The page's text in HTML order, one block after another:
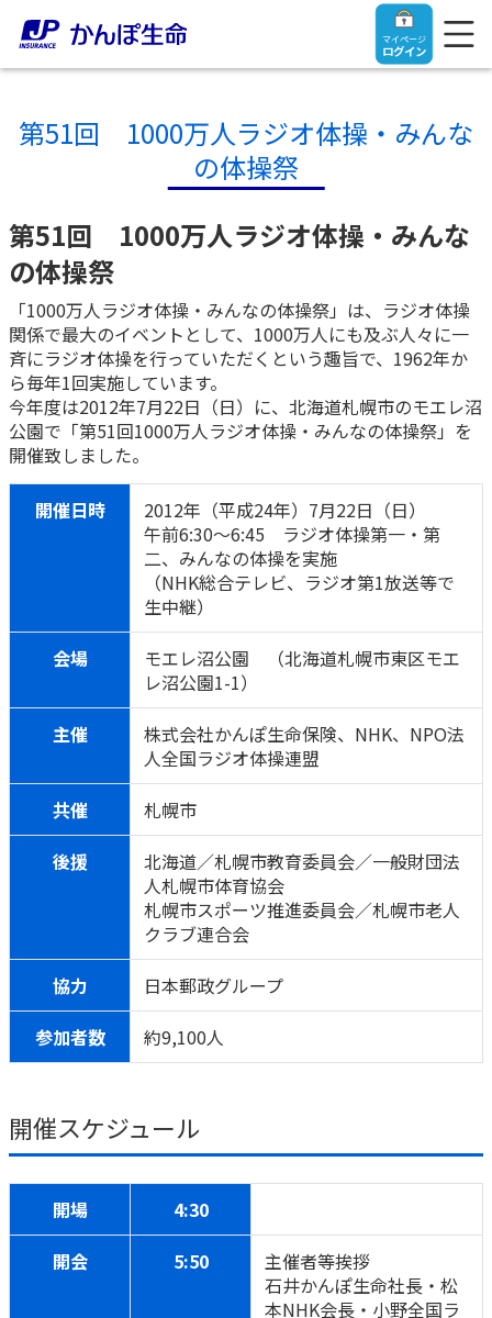
マイページ
ログイン
ご契約者さま
ご契約者さま
マイページログイン
入院保険金・手術保険金のご請求
お手続き一覧
きっかけ・できごとから探す
マイページでできること
新規登録
ログイン
ご契約内容の確認
お客さまに関する情報等の確認の取り組み
各種サービス・お知らせ
かんぽプラチナライフサービス
ご契約のしおり・約款（Web約款）
保険をご検討中のお客さま
保険をご検討中のお客さま
学資保険
長寿支援保険
お見積りシミュレーション
資料請求
保険の探し方のポイント
保険かんたん診断
これからのライフイベントでかかる費用とは？
保険料のお払込方法
保険用語集
お問い合わせ
法人のお客さま
【まずはご相談ください】企業経営でお悩みの方はこ
ちら
法人のお客さま向け商品一覧
目的から探す
お役立ち情報
かんぽ生命の団体取扱い
法人向け資料請求
お問い合わせ先
お役立ち情報
かんぽのLifeサポートナビ
保険
お金
子育て
ライフプラン
健康情報
かんぽアプリ～かんぽの健康と安心を手のひらに～
かんぽ生命について
かんぽ生命について
ご挨拶
経営理念・経営戦略
会社概要
財務情報
株主・投資家のみなさまへ
日本郵政グループとしての取り組み
CM・オウンドメディア／ソーシャルメディア
かんぽブランド
かんぽ生命のサステナビリティ
お問い合わせ
サステナビリティ
採用情報
第51回 1000万人ラジオ体操・みんな
の体操祭
第51回 1000万人ラジオ体操・みんな
の体操祭
「1000万人ラジオ体操・みんなの体操祭」は、ラジオ体操
関係で最大のイベントとして、1000万人にも及ぶ人々に一
斉にラジオ体操を行っていただくという趣旨で、1962年か
ら毎年1回実施しています。
今年度は2012年7月22日（日）に、北海道札幌市のモエレ沼
公園で「第51回1000万人ラジオ体操・みんなの体操祭」を
開催致しました。
開催日時
2012年（平成24年）7月22日（日）
午前6:30～6:45 ラジオ体操第一・第
二、みんなの体操を実施
（NHK総合テレビ、ラジオ第1放送等で
生中継）
会場
モエレ沼公園 （北海道札幌市東区モエ
レ沼公園1-1）
主催
株式会社かんぽ生命保険、NHK、NPO法
人全国ラジオ体操連盟
共催
札幌市
後援
北海道／札幌市教育委員会／一般財団法
人札幌市体育協会
札幌市スポーツ推進委員会／札幌市老人
クラブ連合会
協力
日本郵政グループ
参加者数
約9,100人
開催スケジュール
開場
4:30
開会
5:50
主催者等挨拶
石井かんぽ生命社長・松
本NHK会長・小野全国ラ